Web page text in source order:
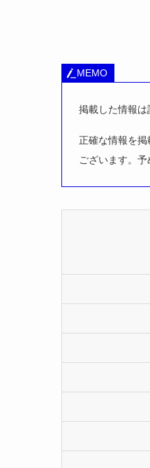
MEMO
掲載した情報は
正確な情報を
ございます。予